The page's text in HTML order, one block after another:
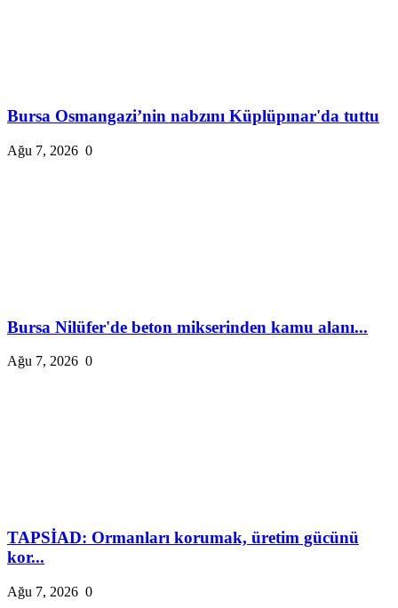
Bursa Osmangazi’nin nabzını Küplüpınar'da tuttu
Ağu 7, 2026 0
Bursa Nilüfer'de beton mikserinden kamu alanı...
Ağu 7, 2026 0
TAPSİAD: Ormanları korumak, üretim gücünü
kor...
Ağu 7, 2026 0